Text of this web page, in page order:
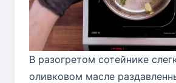
В разогретом сотейнике
оливковом масле